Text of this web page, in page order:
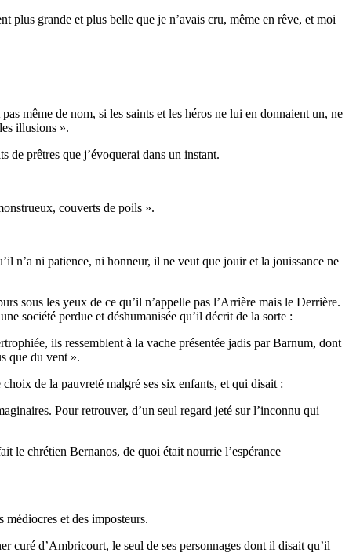
plus grande et plus belle que je n’avais cru, même en rêve, et moi
même de nom, si les saints et les héros ne lui en donnaient un, ne
illusions ».
de prêtres que j’évoquerai dans un instant.
couverts de poils ».
n’a ni patience, ni honneur, il ne veut que jouir et la jouissance ne
sous les yeux de ce qu’il n’appelle pas l’Arrière mais le Derrière.
société perdue et déshumanisée qu’il décrit de la sorte :
ils ressemblent à la vache présentée jadis par Barnum, dont
que du vent ».
de la pauvreté malgré ses six enfants, et qui disait :
Pour retrouver, d’un seul regard jeté sur l’inconnu qui
le chrétien Bernanos, de quoi était nourrie l’espérance
médiocres et des imposteurs.
curé d’Ambricourt, le seul de ses personnages dont il disait qu’il